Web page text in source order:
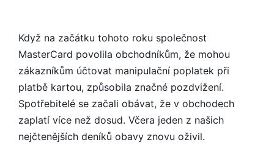
PLATBU
KARTOU
OBCHODĚ?
Když na začátku tohoto roku společnost
MasterCard povolila obchodníkům, že mohou
zákazníkům účtovat manipulační poplatek při
platbě kartou, způsobila značné pozdvižení.
Spotřebitelé se začali obávat, že v obchodech
zaplatí více než dosud. Včera jeden z našich
nejčtenějších deníků obavy znovu oživil.